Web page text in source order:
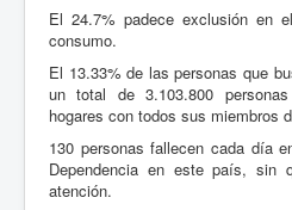
El 24.7% padece exclusión en
consumo.
El 13.33% de las personas que
un total de 3.103.800
hogares con todos sus miembros
130 personas fallecen cada día
Dependencia en este país, sin
atención.